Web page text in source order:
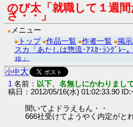
のび太「就職して１週
さ・・」
● メニュー
■ トップ ■作品一覧 ■作者一覧 ■掲
スカ「あたしは惣流･ｱｽｶ･ﾗﾝｸﾞﾚｰ
ゅ」
小中大
1 名前： 以下、名無しにかわりまし
稿日：2012/05/16(水) 01:02:33.90
聞いてよドラえもん・・
666社受けてようやく内定がと